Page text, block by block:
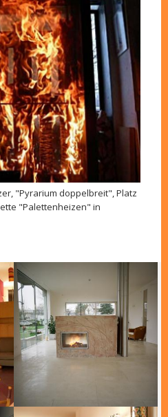
"Pyrarium doppelbreit", Platz
"Palettenheizen" in